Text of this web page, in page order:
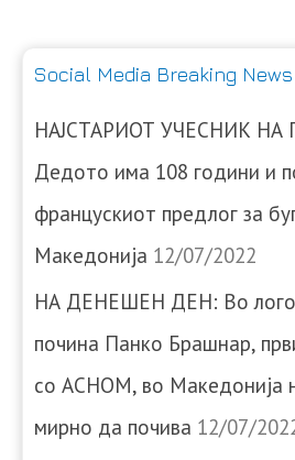
Social Media Breaking News
НАЈСТАРИОТ УЧЕСНИК НА
Дедото има 108 години и
францускиот предлог за
Македонија 12/07/2022
НА ДЕНЕШЕН ДЕН: Во
почина Панко Брашнар,
со АСНОМ, во Македонија
мирно да почива 12/07/